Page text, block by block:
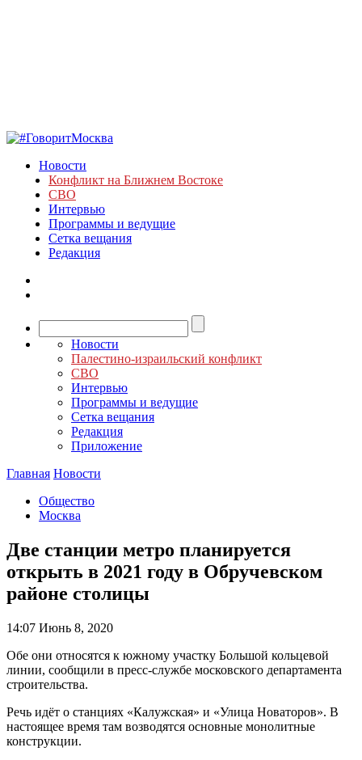
Новости
Конфликт на Ближнем Востоке
СВО
Интервью
Программы и ведущие
Сетка вещания
Редакция
Новости
Палестино-израильский конфликт
СВО
Интервью
Программы и ведущие
Сетка вещания
Редакция
Приложение
Главная Новости
Общество
Москва
Две станции метро планируется
открыть в 2021 году в Обручевском
районе столицы
14:07 Июнь 8, 2020
Обе они относятся к южному участку Большой кольцевой
линии, сообщили в пресс-службе московского департамента
строительства.
Речь идёт о станциях «Калужская» и «Улица Новаторов». В
настоящее время там возводятся основные монолитные
конструкции.